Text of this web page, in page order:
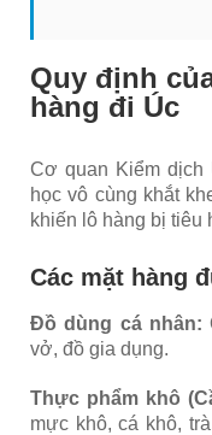
Quy định
hàng đi Úc
Cơ quan Kiểm dịch
học vô cùng khắt
khiến lô hàng bị tiêu
Các mặt hàng
Đồ dùng cá nhân:
vở, đồ gia dụng.
Thực phẩm khô
mực khô, cá khô,